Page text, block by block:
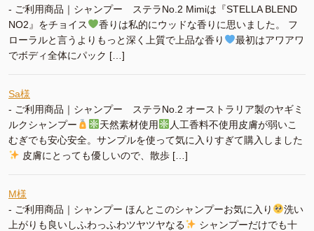
- ご利用商品｜シャンプー ステラNo.2 Mimiは『STELLA BLEND
NO2』をチョイス
香りは私的にウッドな香りに思いました。 フ
ローラルと言うよりもっと深く上質で上品な香り
最初はアワアワ
でボディ全体にパック […]
Sa様
- ご利用商品｜シャンプー ステラNo.2 オーストラリア製のヤギミ
ルクシャンプー
天然素材使用
人工香料不使用皮膚が弱いこ
むぎでも安心安全。サンプルを使って気に入りすぎて購入しました
皮膚にとっても優しいので、散歩 […]
M様
- ご利用商品｜シャンプー ほんとこのシャンプーお気に入り
洗い
上がりも良いしふわっふわツヤツヤなる
シャンプーだけでも十